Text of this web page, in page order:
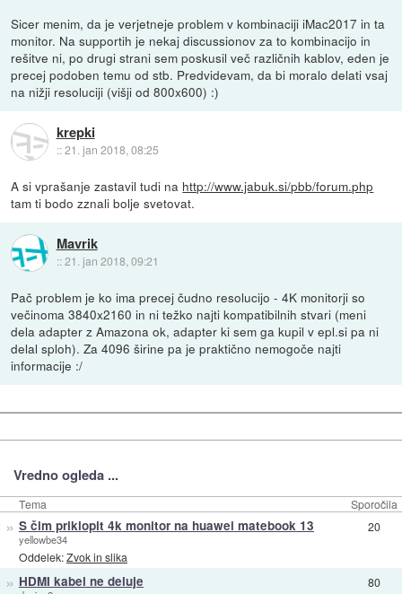
Sicer menim, da je verjetneje problem v kombinaciji iMac2017 in ta
monitor. Na supportih je nekaj discussionov za to kombinacijo in
rešitve ni, po drugi strani sem poskusil več različnih kablov, eden je
precej podoben temu od stb. Predvidevam, da bi moralo delati vsaj
na nižji resoluciji (višji od 800x600) :)
krepki
::21. jan 2018, 08:25
A si vprašanje zastavil tudi na http://www.jabuk.si/pbb/forum.php
tam ti bodo zznali bolje svetovat.
Mavrik
::21. jan 2018, 09:21
Pač problem je ko ima precej čudno resolucijo - 4K monitorji so
večinoma 3840x2160 in ni težko najti kompatibilnih stvari (meni
dela adapter z Amazona ok, adapter ki sem ga kupil v epl.si pa ni
delal sploh). Za 4096 širine pa je praktično nemogoče najti
informacije :/
Vredno ogleda ...
Tema Sporočila
» S čim priklopit 4k monitor na huawei matebook 13
yellowbe34
Oddelek:Zvok in slika
20
» HDMI kabel ne deluje 80